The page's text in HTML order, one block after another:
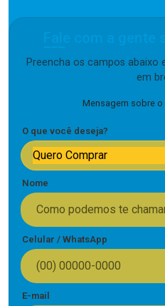
Preencha os campos
em
Mensagem sobre o
O que você deseja?
Quero Comprar
Nome
Celular / WhatsApp
E-mail